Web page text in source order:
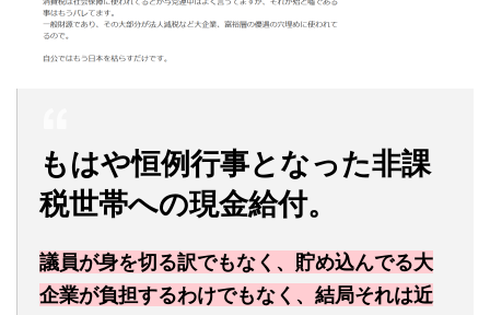
もはや恒例行事となった非課
税世帯への現金給付。
議員が身を切る訳でもなく、貯め込んでる大
企業が負担するわけでもなく、結局それは近